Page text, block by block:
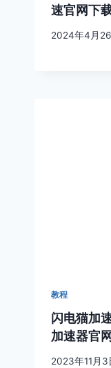
速官网下
2024年4月
教程
闪电猫加
加速器官
2023年11月3